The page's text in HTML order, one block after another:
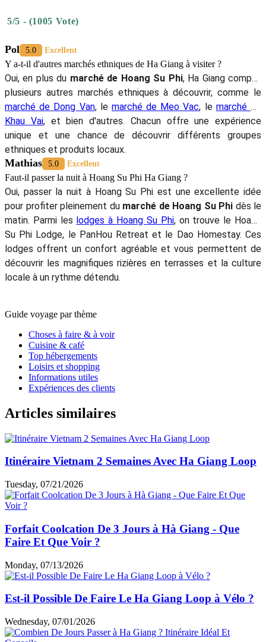
5/5 - (1005 Vote)
Pol 5.0 Excellent
Y a-t-il d'autres marchés ethniques de Ha Giang à visiter ?
Oui, en plus du marché de Hoang Su Phi, Ha Giang compte
plusieurs autres marchés ethniques à découvrir, comme le
marché de Dong Van, le marché de Meo Vac, le marché de
Khau Vai, et bien d'autres. Chacun offre une expérience
unique et une chance de découvrir différents groupes
ethniques et produits locaux.
Mathias 5.0 Excellent
Faut-il passer la nuit à Hoang Su Phi Ha Giang ?
Oui, passer la nuit à Hoang Su Phi est une excellente idée
pour profiter pleinement du marché de Hoang Su Phi dès le
matin. Parmi les lodges à Hoang Su Phi, on trouve le Hoang
Su Phi Lodge, le PanHou Retreat et le Dao Homestay. Ces
lodges offrent un confort agréable et vous permettent de
découvrir les magnifiques rizières en terrasses et la culture
locale à un rythme détendu.
Guide voyage par thème
Choses à faire & à voir
Cuisine & café
Top hébergements
Loisirs et shopping
Informations utiles
Expériences des clients
Articles similaires
Itinéraire Vietnam 2 Semaines Avec Ha Giang Loop
Tuesday, 07/21/2026
Forfait Coolcation De 3 Jours à Hà Giang - Que
Faire Et Que Voir ?
Monday, 07/13/2026
Est-il Possible De Faire Le Ha Giang Loop à Vélo ?
Wednesday, 07/01/2026